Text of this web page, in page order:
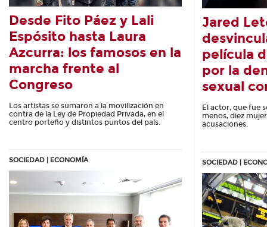
Desde Fito Páez y Lali
Espósito hasta Laura
Azcurra: los famosos en la
marcha frente al
Congreso
Los artistas se sumaron a la movilización en
contra de la Ley de Propiedad Privada, en el
centro porteño y distintos puntos del país.
SOCIEDAD | ECONOMÍA
Jared
película
por la
sexual
El actor, que fue
menos, diez
acusaciones.
SOCIEDAD |